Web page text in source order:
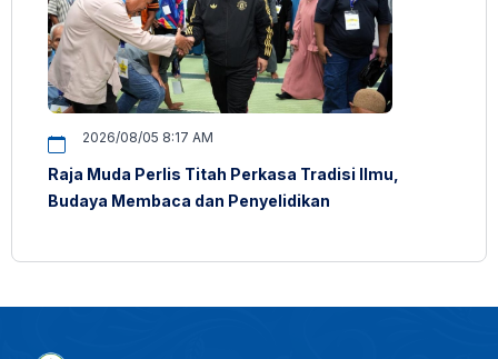
2026/08/05 8:17 AM
Raja Muda Perlis Titah Perkasa Tradisi Ilmu,
Budaya Membaca dan Penyelidikan